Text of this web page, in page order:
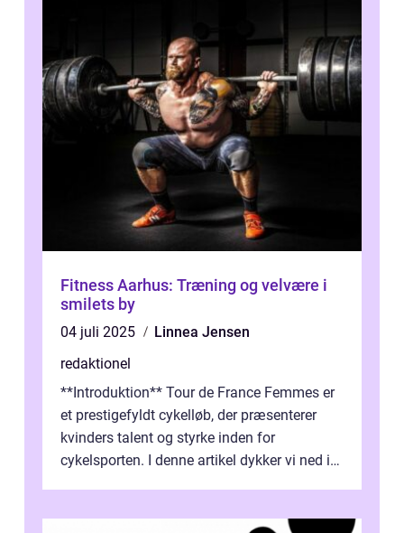
Fitness Aarhus: Træning og velvære i
smilets by
04 juli 2025
Linnea Jensen
redaktionel
**Introduktion** Tour de France Femmes er
et prestigefyldt cykelløb, der præsenterer
kvinders talent og styrke inden for
cykelsporten. I denne artikel dykker vi ned i